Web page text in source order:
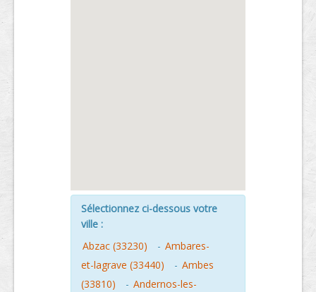
Sélectionnez ci-dessous votre
ville :
Abzac (33230)
- Ambares-
et-lagrave (33440)
- Ambes
(33810)
- Andernos-les-